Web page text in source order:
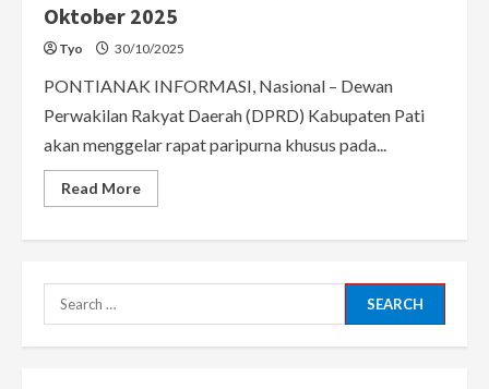
Oktober 2025
Tyo 30/10/2025
PONTIANAK INFORMASI, Nasional – Dewan
Perwakilan Rakyat Daerah (DPRD) Kabupaten Pati
akan menggelar rapat paripurna khusus pada...
Read MoreRead
more
Bupati
Search
for: